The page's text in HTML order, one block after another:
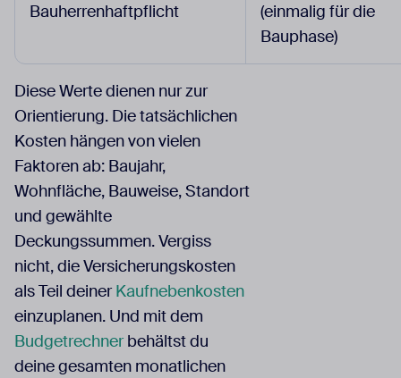
Bauherrenhaftpflicht
(einmalig für die
Bauphase)
Diese Werte dienen nur zur
Orientierung. Die tatsächlichen
Kosten hängen von vielen
Faktoren ab: Baujahr,
Wohnfläche, Bauweise, Standort
und gewählte
Deckungssummen. Vergiss
nicht, die Versicherungskosten
als Teil deinerKaufnebenkosten
einzuplanen. Und mit dem
Budgetrechner behältst du
deine gesamten monatlichen